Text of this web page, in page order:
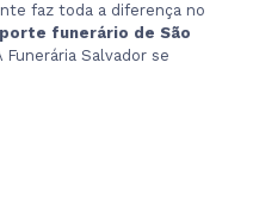
faz toda a diferença no
funerário de São
Funerária Salvador se